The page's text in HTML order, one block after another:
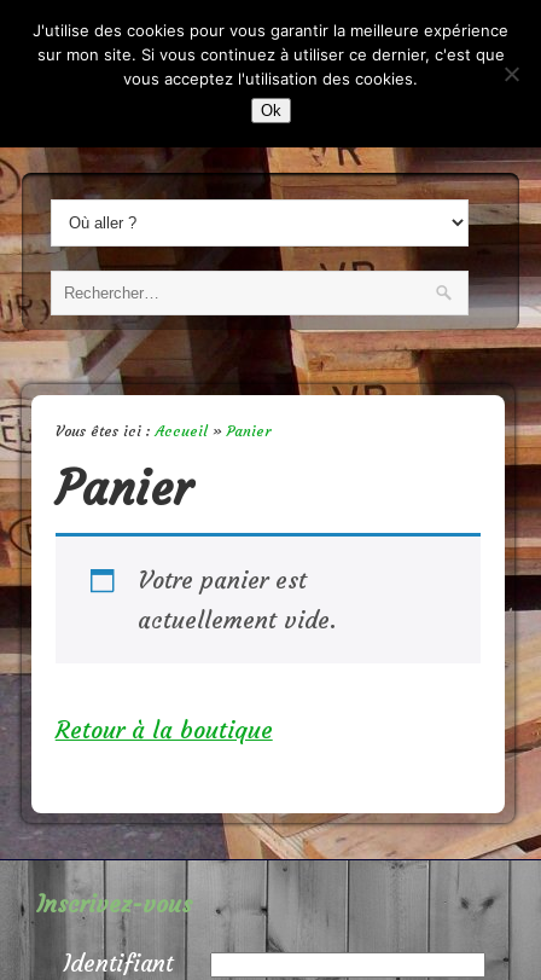
L'Art et la Palette
Constructeur de meubles sur mesure.
Vous êtes ici :Accueil»Panier
Panier
Votre panier est
actuellement vide.
Retour à la boutique
Inscrivez-vous
Identifiant
J'utilise des cookies pour vous garantir la meilleure expérience
sur mon site. Si vous continuez à utiliser ce dernier, c'est que
vous acceptez l'utilisation des cookies.
Ok